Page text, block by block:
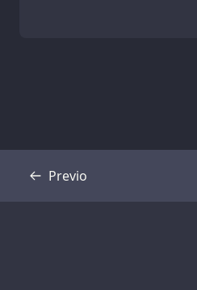
Previo
Transcripción